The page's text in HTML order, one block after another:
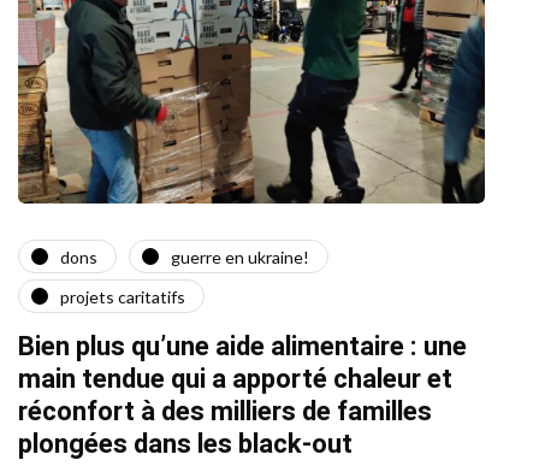
dons
guerre en ukraine!
projets caritatifs
Bien plus qu’une aide alimentaire : une
main tendue qui a apporté chaleur et
réconfort à des milliers de familles
plongées dans les black-out